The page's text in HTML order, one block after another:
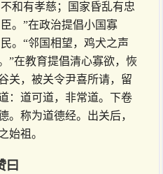
不和有孝慈；国家昏乱有忠
臣。”在政治提倡小国寡
民。“邻国相望，鸡犬之声
”在教育提倡清心寡欲，恢
关，被关令尹喜所请，留
：道可道，非常道。下卷
。称为道德经。出关后，
始祖。
曰